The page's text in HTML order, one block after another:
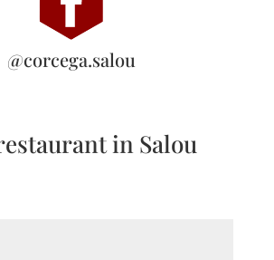
@corcega.salou
in Salou